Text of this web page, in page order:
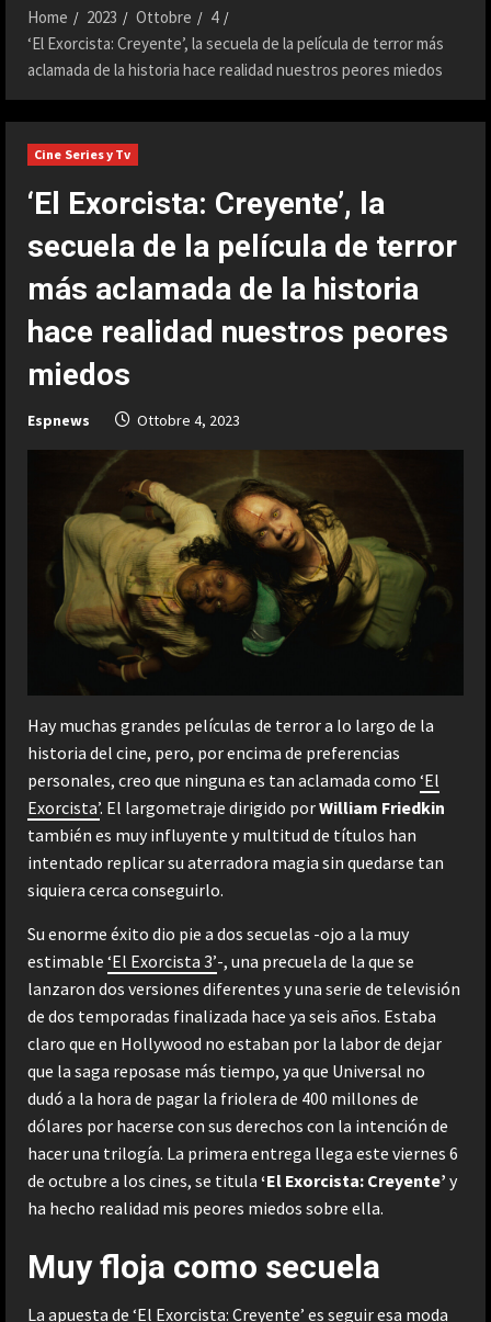
Home 2023 Ottobre
4
‘El Exorcista: Creyente’, la secuela de la película de terror más
aclamada de la historia hace realidad nuestros peores miedos
Cine Series y Tv
‘El Exorcista: Creyente’, la
secuela de la película de terror
más aclamada de la historia
hace realidad nuestros peores
miedos
Espnews Ottobre 4, 2023
Hay muchas grandes películas de terror a lo largo de la
historia del cine, pero, por encima de preferencias
personales, creo que ninguna es tan aclamada como ‘El
Exorcista’. El largometraje dirigido porWilliam Friedkin
también es muy influyente y multitud de títulos han
intentado replicar su aterradora magia sin quedarse tan
siquiera cerca conseguirlo.
Su enorme éxito dio pie a dos secuelas -ojo a la muy
estimable ‘El Exorcista 3’-, una precuela de la que se
lanzaron dos versiones diferentes y una serie de televisión
de dos temporadas finalizada hace ya seis años. Estaba
claro que en Hollywood no estaban por la labor de dejar
que la saga reposase más tiempo, ya que Universal no
dudó a la hora de pagar la friolera de 400 millones de
dólares por hacerse con sus derechos con la intención de
hacer una trilogía. La primera entrega llega este viernes 6
de octubre a los cines, se titula ‘El Exorcista: Creyente’ y
ha hecho realidad mis peores miedos sobre ella.
Muy floja como secuela
La apuesta de ‘El Exorcista: Creyente’ es seguir esa moda